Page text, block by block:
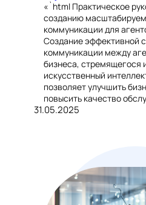
«`html Практическое
созданию
коммуникации для
Создание эффективной
коммуникации между
бизнеса, стремящегося
искусственный
позволяет улучшить
повысить качество
31.05.2025